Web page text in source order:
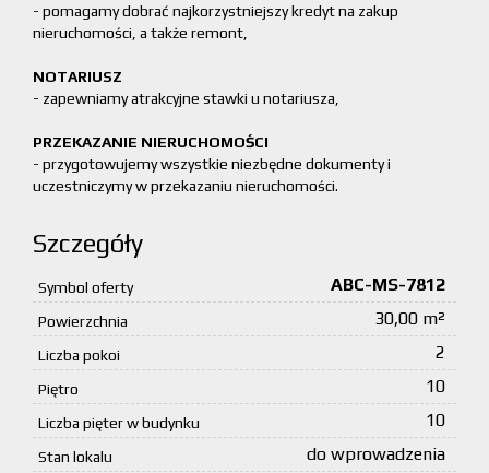
- pomagamy dobrać najkorzystniejszy kredyt na zakup
nieruchomości, a także remont,
NOTARIUSZ
- zapewniamy atrakcyjne stawki u notariusza,
PRZEKAZANIE NIERUCHOMOŚCI
- przygotowujemy wszystkie niezbędne dokumenty i
uczestniczymy w przekazaniu nieruchomości.
Szczegóły
Symbol oferty ABC-MS-7812
Powierzchnia 30,00 m²
Liczba pokoi 2
Piętro 10
Liczba pięter w budynku 10
Stan lokalu do wprowadzenia